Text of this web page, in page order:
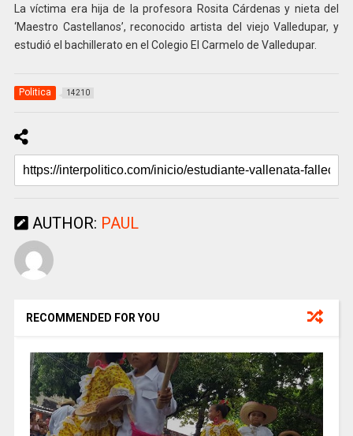
La víctima era hija de la profesora Rosita Cárdenas y nieta del
‘Maestro Castellanos’, reconocido artista del viejo Valledupar, y
estudió el bachillerato en el Colegio El Carmelo de Valledupar.
Politica 14210
AUTHOR: PAUL
RECOMMENDED FOR YOU